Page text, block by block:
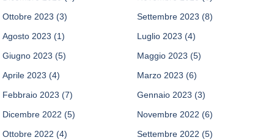
Ottobre 2023 (3) Settembre 2023 (8)
Agosto 2023 (1) Luglio 2023 (4)
Giugno 2023 (5) Maggio 2023 (5)
Aprile 2023 (4) Marzo 2023 (6)
Febbraio 2023 (7) Gennaio 2023 (3)
Dicembre 2022 (5) Novembre 2022 (6)
Ottobre 2022 (4) Settembre 2022 (5)